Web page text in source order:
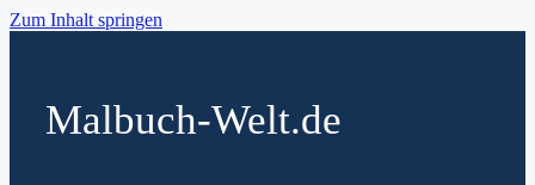
Zum Inhalt springen
Malbuch-Welt.de